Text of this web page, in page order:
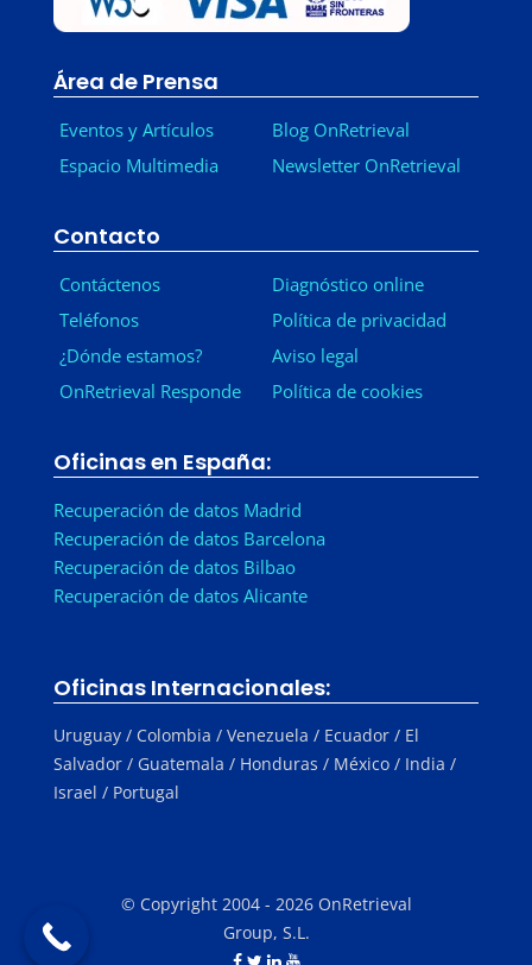
Área de Prensa
Eventos y Artículos
Espacio Multimedia
Blog OnRetrieval
Newsletter OnRetrieval
Contacto
Contáctenos
Teléfonos
¿Dónde estamos?
OnRetrieval Responde
Diagnóstico online
Política de privacidad
Aviso legal
Política de cookies
Oficinas en España:
Recuperación de datos Madrid
Recuperación de datos Barcelona
Recuperación de datos Bilbao
Recuperación de datos Alicante
Oficinas Internacionales:
Uruguay / Colombia / Venezuela / Ecuador / El
Salvador / Guatemala / Honduras / México / India /
Israel / Portugal
© Copyright 2004 - 2026 OnRetrieval
Group, S.L.